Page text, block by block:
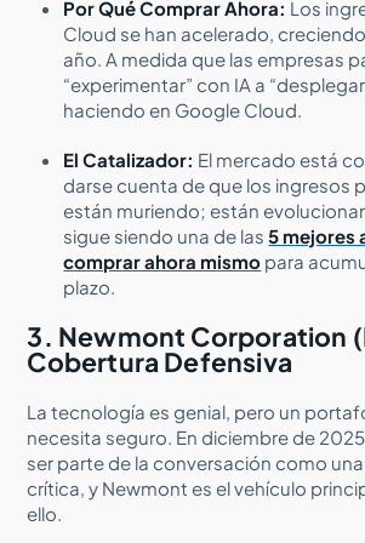
Por Qué Comprar Ahora: Los
Cloud se han acelerado,
año. A medida que las empresas
“experimentar” con IA a
haciendo en Google Cloud.
El Catalizador: El mercado está
darse cuenta de que los ingresos
están muriendo; están
sigue siendo una de las5 mejores
comprar ahora mismo para
plazo.
3. Newmont Corporation
Cobertura Defensiva
La tecnología es genial, pero un
necesita seguro. En diciembre de
ser parte de la conversación como
crítica, y Newmont es el vehículo
ello.